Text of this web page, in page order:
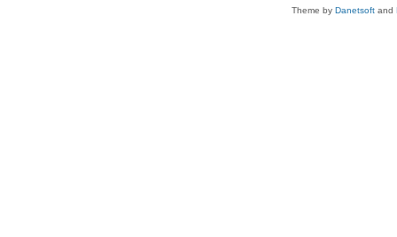
Theme by Danetsoft and